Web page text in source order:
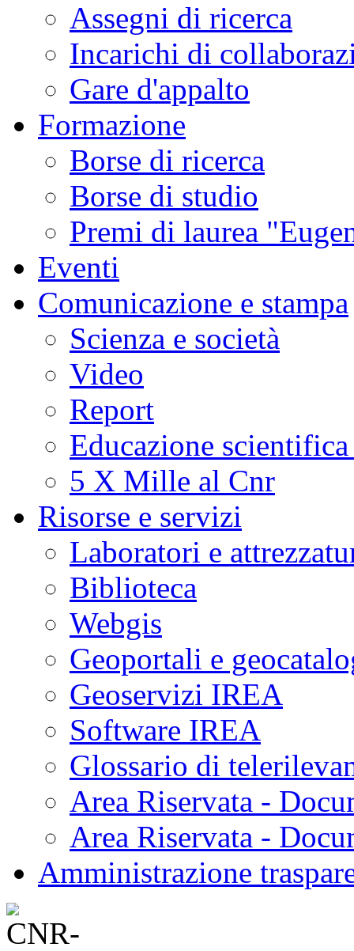
Assegni di ricerca
Incarichi di
Gare d'appalto
Formazione
Borse di ricerca
Borse di studio
Premi di laurea
Eventi
Comunicazione e stampa
Scienza e società
Video
Report
Educazione
5 X Mille al Cnr
Risorse e servizi
Laboratori e
Biblioteca
Webgis
Geoportali e
Geoservizi IREA
Software IREA
Glossario di
Area Riservata -
Area Riservata -
Amministrazione